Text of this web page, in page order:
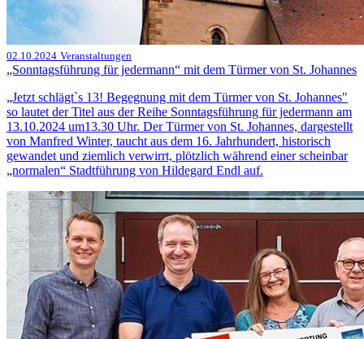
02.10.2024 Veranstaltungen
„Sonntagsführung für jedermann“ mit dem Türmer von St. Johannes
„Jetzt schlägt`s 13! Begegnung mit dem Türmer von St. Johannes"
so lautet der Titel aus der Reihe Sonntagsführung für jedermann am
13.10.2024 um13.30 Uhr. Der Türmer von St. Johannes, dargestellt
von Manfred Winter, taucht aus dem 16. Jahrhundert, historisch
gewandet und ziemlich verwirrt, plötzlich während einer scheinbar
„normalen“ Stadtführung von Hildegard Endl auf.